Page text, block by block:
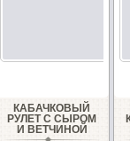
КАБАЧКОВЫЙ
РУЛЕТ С СЫРОМ
И ВЕТЧИНОЙ